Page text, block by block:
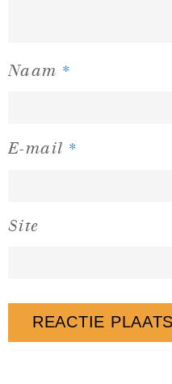
Naam *
E-mail *
Site